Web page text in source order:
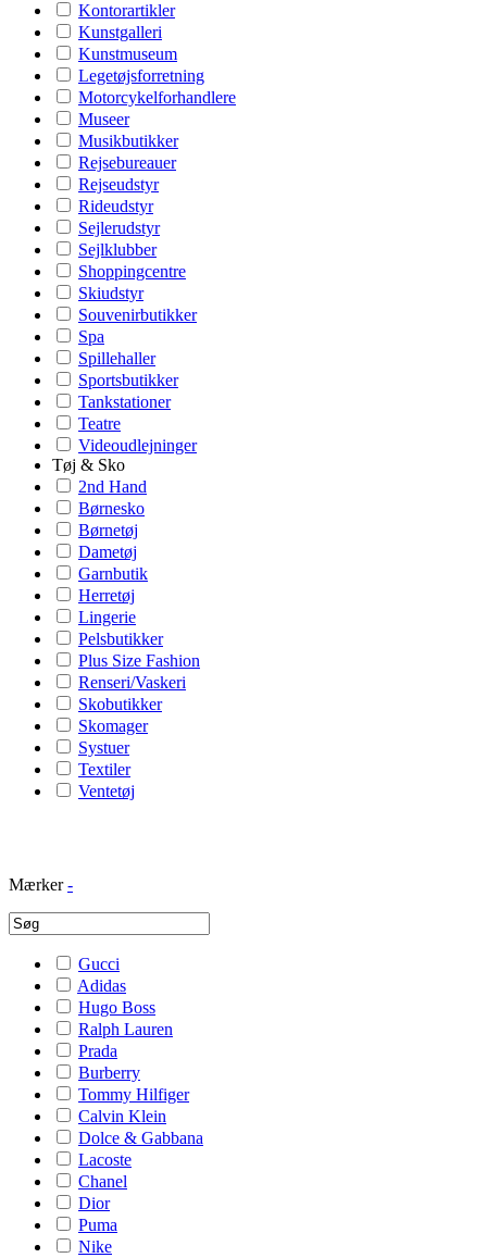
Kontorartikler
Kunstgalleri
Kunstmuseum
Legetøjsforretning
Motorcykelforhandlere
Museer
Musikbutikker
Rejsebureauer
Rejseudstyr
Rideudstyr
Sejlerudstyr
Sejlklubber
Shoppingcentre
Skiudstyr
Souvenirbutikker
Spa
Spillehaller
Sportsbutikker
Tankstationer
Teatre
Videoudlejninger
Tøj & Sko
2nd Hand
Børnesko
Børnetøj
Dametøj
Garnbutik
Herretøj
Lingerie
Pelsbutikker
Plus Size Fashion
Renseri/Vaskeri
Skobutikker
Skomager
Systuer
Textiler
Ventetøj
Mærker -
Gucci
Adidas
Hugo Boss
Ralph Lauren
Prada
Burberry
Tommy Hilfiger
Calvin Klein
Dolce & Gabbana
Lacoste
Chanel
Dior
Puma
Nike